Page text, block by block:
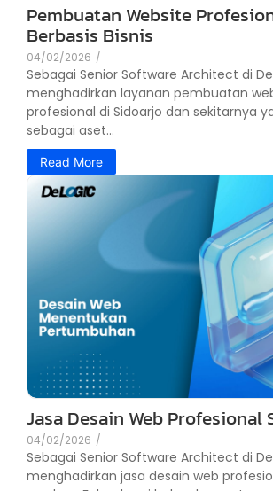
Pembuatan Website
Berbasis Bisnis
04/02/2026 /
Sebagai Senior Software Architect di
menghadirkan layanan pembuatan
profesional di Sidoarjo dan sekitarnya
sebagai aset...
Read More
Jasa Desain Web Profesional
04/02/2026 /
Sebagai Senior Software Architect di
menghadirkan jasa desain web